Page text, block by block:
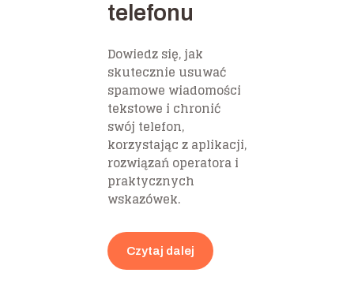
telefonu
Dowiedz się, jak
skutecznie usuwać
spamowe wiadomości
tekstowe i chronić
swój telefon,
korzystając z aplikacji,
rozwiązań operatora i
praktycznych
wskazówek.
Czytaj dalej